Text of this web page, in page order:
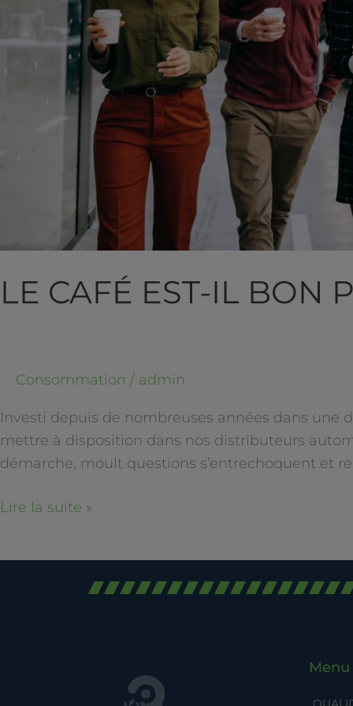
LE CAFÉ EST-IL BON
Consommation / admin
Investi depuis de nombreuses années dans
mettre à disposition dans nos distributeurs
démarche, moult questions s’entrechoquent et
Lire la suite »
Menu